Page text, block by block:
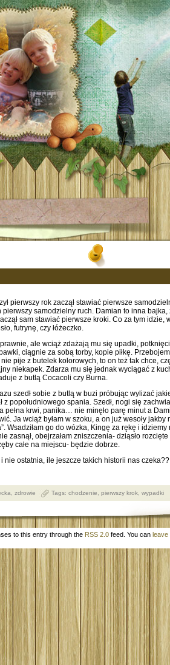
pierwszy rok zaczął stawiać pierwsze
pierwszy samodzielny ruch. Damian to inna
sam stawiać pierwsze kroki. Co za tym
futrynę, czy łóżeczko.
ale wciąż zdażają mu się upadki,
ciągnie za sobą torby, kopie piłkę.
pije z butelek kolorowych, to on też tak chce,
niekapek. Zdarza mu się jednak wyciągać z
z butlą Cocacoli czy Burna.
szedł sobie z butlą w buzi próbując wylizać
z popołudniowego spania. Szedł, nogi się
pełna krwi, panika… nie minęło parę minut a
Ja wciąż byłam w szoku, a on już wesoły jakby
Wsadziłam go do wózka, Kingę za rękę i
zasnął, obejrzałam zniszczenia- dziąsło
całe na miejscu- będzie dobrze.
nie ostatnia, ile jeszcze takich historii nas
zdrowie Tags: chodzenie pierwszy krok wypadki
to this entry through the RSS 2.0 feed. You can leave